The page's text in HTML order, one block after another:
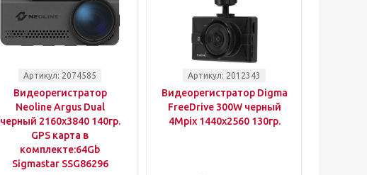
Артикул: 2074585
Видеорегистратор
Neoline Argus Dual
черный 2160x3840 140гр.
GPS карта в
комплекте:64Gb
Sigmastar SSG86296
Артикул: 2012343
Видеорегистратор Digma
FreeDrive 300W черный
4Mpix 1440x2560 130гр.